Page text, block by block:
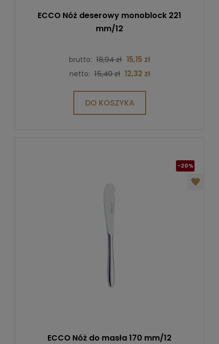
ECCO Nóż deserowy monoblock 221
mm/12
brutto: 18,94 zł 15,15 zł
netto: 15,40 zł 12,32 zł
DO KOSZYKA
-20%
ECCO Nóż do masła 170 mm/12